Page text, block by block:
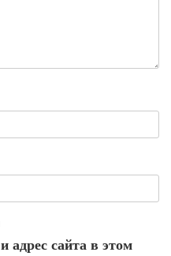
адрес сайта в этом